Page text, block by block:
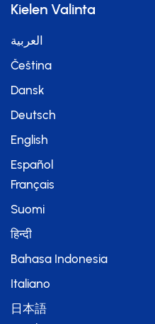
Kielen Valinta
العربية
Čeština
Dansk
Deutsch
English
Español
Français
Suomi
हिन्दी
Bahasa Indonesia
Italiano
日本語